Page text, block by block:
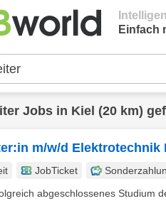
Einfach
Jobs in Kiel (20 km)
m/w/d Elektrotechnik
JobTicket
abgeschlossenes Studium